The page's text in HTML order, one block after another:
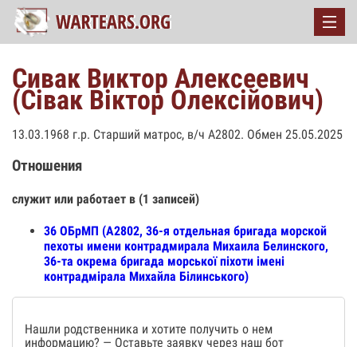
Сивак Виктор Алексеевич
(Сівак Віктор Олексійович)
13.03.1968 г.р. Старший матрос, в/ч А2802. Обмен 25.05.2025
Отношения
служит или работает в (1 записей)
36 ОБрМП (А2802, 36-я отдельная бригада морской
пехоты имени контрадмирала Михаила Белинского,
36-та окрема бригада морської піхоти імені
контрадмірала Михайла Білинського)
Нашли родственника и хотите получить о нем
информацию? — Оставьте заявку через наш бот